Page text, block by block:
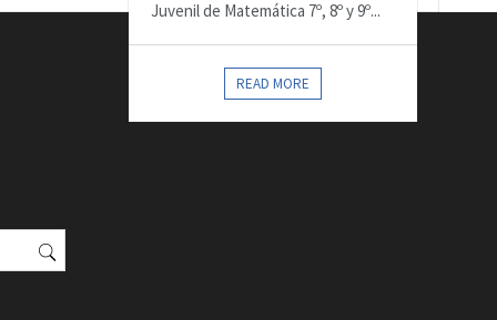
Juvenil de Matemática 7º, 8º y 9º...
READ MORE